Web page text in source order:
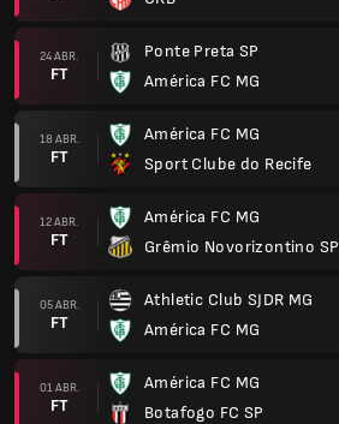
24 ABR.
FT
Ponte Preta SP
América FC MG
18 ABR.
FT
América FC MG
Sport Clube do Recife
12 ABR.
FT
América FC MG
Grêmio Novorizontino SP
05 ABR.
FT
Athletic Club SJDR MG
América FC MG
01 ABR.
FT
América FC MG
Botafogo FC SP